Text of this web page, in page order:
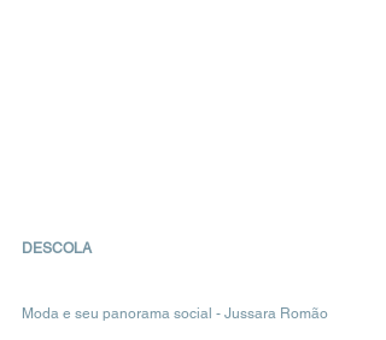
DESCOLA
Moda e seu panorama social - Jussara Romão